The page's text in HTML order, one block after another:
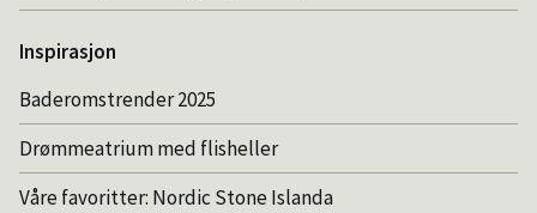
Inspirasjon
Baderomstrender 2025
Drømmeatrium med flisheller
Våre favoritter: Nordic Stone Islanda